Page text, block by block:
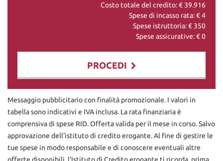
Costo totale del credito: € 39.916
Spese di incasso rata: €4
Spese istruttoria: € 350
Spese assicurative: €0
PROCEDI
Contattaci
Messaggio pubblicitario con finalità promozionale. I valori in
tabella sono indicativi e IVA inclusa. La rata finanziaria è
comprensiva di spese RID. Offerta valida per il mese in corso. Salvo
approvazione dell'istituto di credito erogante. Al fine di gestire le
tue spese in modo responsabile e di conoscere eventuali altre
offerte disponibili, l'Istituto di Credito erogante ti ricorda, prima